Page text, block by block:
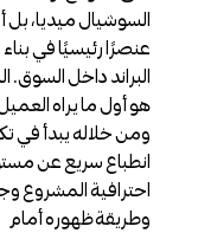
السوشيال ميديا، بل أصبح
عنصرًا رئيسيًا في بناء صورة
البراند داخل السوق. الشعار
هو أول ما يراه العميل غالبًا،
ومن خلاله يبدأ في تكوين
انطباع سريع عن مستوى
احترافية المشروع وجودته
وطريقة ظهوره أمام